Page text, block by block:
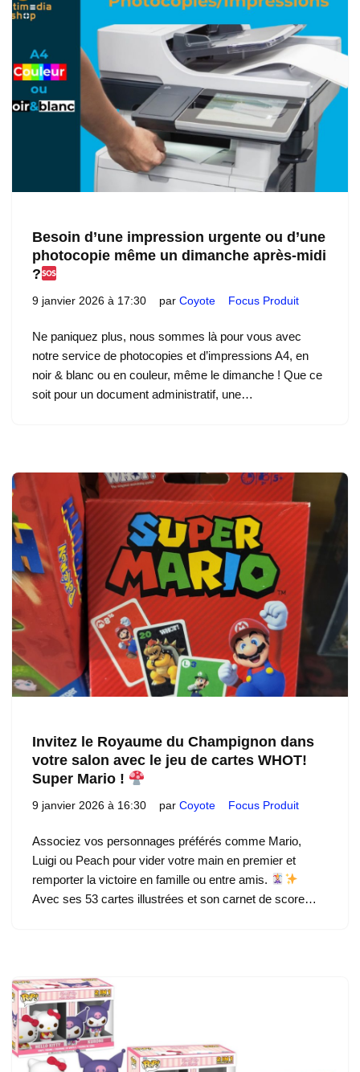
Besoin d’une impression urgente ou d’une
photocopie même un dimanche après-midi
?
9 janvier 2026 à 17:30 par Coyote Focus Produit
Ne paniquez plus, nous sommes là pour vous avec
notre service de photocopies et d’impressions A4, en
noir & blanc ou en couleur, même le dimanche ! Que ce
soit pour un document administratif, une…
Invitez le Royaume du Champignon dans
votre salon avec le jeu de cartes WHOT!
Super Mario !
9 janvier 2026 à 16:30 par Coyote Focus Produit
Associez vos personnages préférés comme Mario,
Luigi ou Peach pour vider votre main en premier et
remporter la victoire en famille ou entre amis.
Avec ses 53 cartes illustrées et son carnet de score…